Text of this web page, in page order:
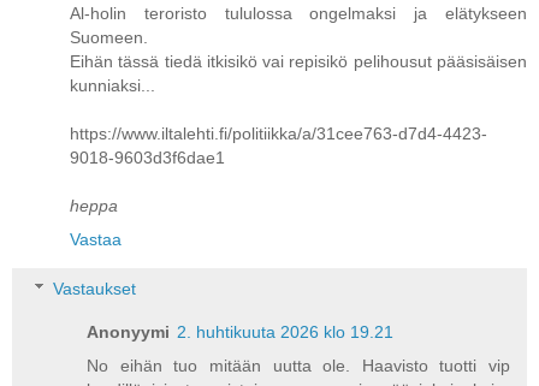
Al-holin teroristo tululossa ongelmaksi ja elätykseen
Suomeen.
Eihän tässä tiedä itkisikö vai repisikö pelihousut pääsisäisen
kunniaksi...
https://www.iltalehti.fi/politiikka/a/31cee763-d7d4-4423-
9018-9603d3f6dae1
heppa
Vastaa
Vastaukset
Anonyymi 2. huhtikuuta 2026 klo 19.21
No eihän tuo mitään uutta ole. Haavisto tuotti vip